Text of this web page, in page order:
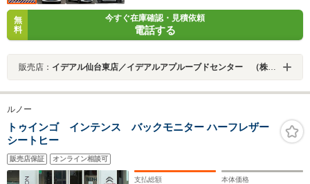
無
料
今すぐ在庫確認・見積依頼
電話する
販売店： イデアル仙台東店／イデアルアプルーブドセンター （株）イデアル
ルノー
トゥインゴ インテンス バックモニター ハーフレザー
シートヒー
販売店保証 オンライン相談可
支払総額 本体価格